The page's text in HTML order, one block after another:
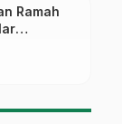
Ramah
di Pati